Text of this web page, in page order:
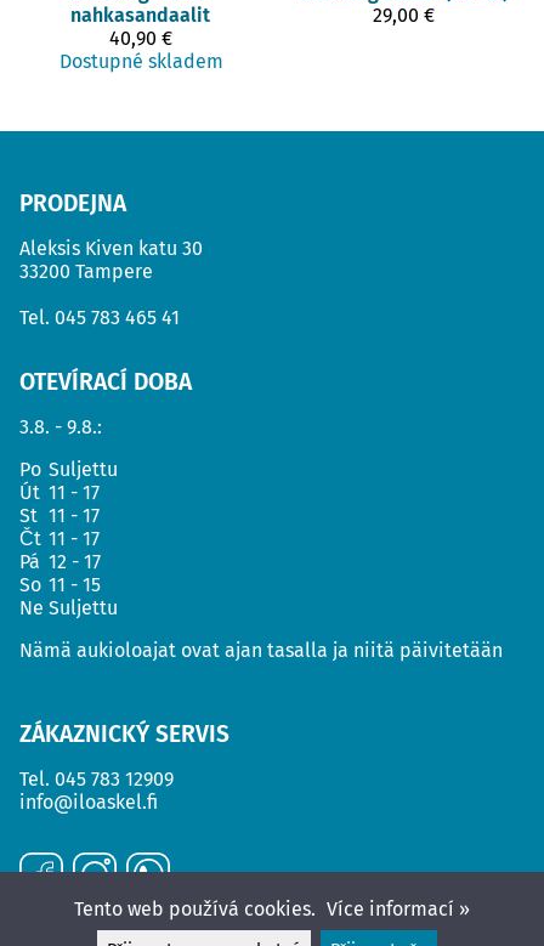
nahkasandaalit
40,90 €
Dostupné skladem
29,00 €
PRODEJNA
Aleksis Kiven katu 30
33200 Tampere
Tel. 045 783 465 41
OTEVÍRACÍ DOBA
3.8. - 9.8.:
Po Suljettu
Út 11 - 17
St 11 - 17
Čt 11 - 17
Pá 12 - 17
So 11 - 15
Ne Suljettu
Nämä aukioloajat ovat ajan tasalla ja niitä päivitetään
ZÁKAZNICKÝ SERVIS
Tel. 045 783 12909
info@iloaskel.fi
Tento web používá cookies. Více informací »